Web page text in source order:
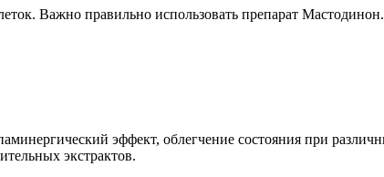
Важно правильно использовать препарат
эффект, облегчение состояния при
экстрактов.